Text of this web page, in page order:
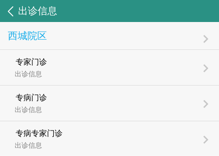
出诊信息
西城院区
专家门诊
出诊信息
专病门诊
出诊信息
专病专家门诊
出诊信息